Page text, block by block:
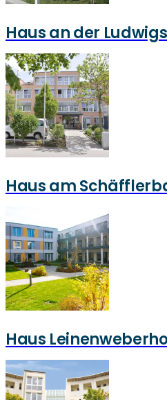
Haus an der
Haus am
Haus